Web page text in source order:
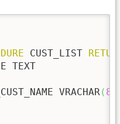
CUST_LIST
VRACHAR( 80